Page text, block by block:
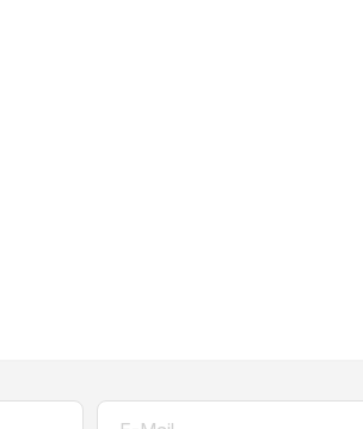
E-